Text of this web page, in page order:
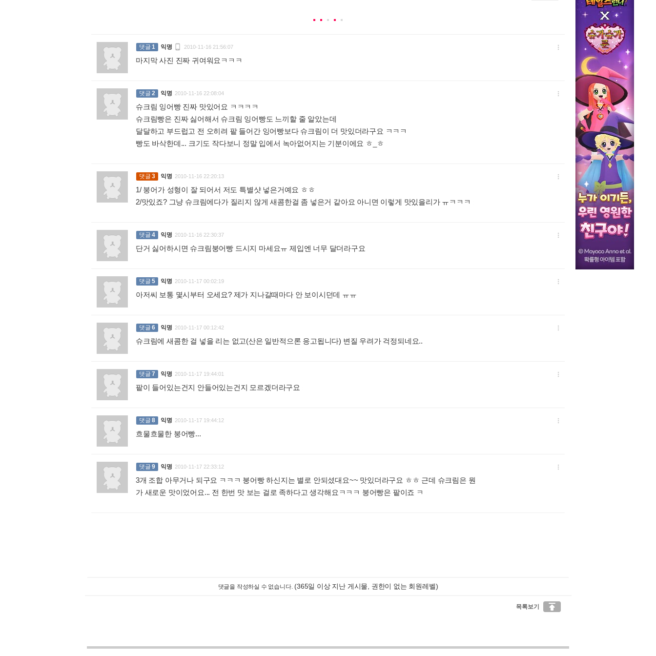
댓글1 익명  2010-11-16 21:56:07
마지막 사진 진짜 귀여워요ㅋㅋㅋ

댓글2 익명 2010-11-16 22:08:04
슈크림 잉어빵 진짜 맛있어요 ㅋㅋㅋㅋ
슈크림빵은 진짜 싫어해서 슈크림 잉어빵도 느끼할 줄 알았는데
달달하고 부드럽고 전 오히려 팥 들어간 잉어빵보다 슈크림이 더 맛있더라구요 ㅋㅋㅋ
빵도 바삭한데... 크기도 작다보니 정말 입에서 녹아없어지는 기분이에요 ㅎ_ㅎ

댓글3 익명 2010-11-16 22:20:13
1/ 붕어가 성형이 잘 되어서 저도 특별샷 넣은거예요 ㅎㅎ
2/맛있죠? 그냥 슈크림에다가 질리지 않게 새콤한걸 좀 넣은거 같아요 아니면 이렇게 맛있을리가 ㅠㅋㅋㅋ

댓글4 익명 2010-11-16 22:30:37
단거 싫어하시면 슈크림붕어빵 드시지 마세요ㅠ 제입엔 너무 달더라구요

댓글5 익명 2010-11-17 00:02:19
아저씨 보통 몇시부터 오세요? 제가 지나갈때마다 안 보이시던데 ㅠㅠ

댓글6 익명 2010-11-17 00:12:42
슈크림에 새콤한 걸 넣을 리는 없고(산은 일반적으론 응고됩니다) 변질 우려가 걱정되네요..

댓글7 익명 2010-11-17 19:44:01
팥이 들어있는건지 안들어있는건지 모르겠더라구요

댓글8 익명 2010-11-17 19:44:12
흐물흐물한 붕어빵...

댓글9 익명 2010-11-17 22:33:12
3개 조합 아무거나 되구요 ㅋㅋㅋ 붕어빵 하신지는 별로 안되셨대요~~ 맛있더라구요 ㅎㅎ 근데 슈크림은 뭔
가 새로운 맛이었어요... 전 한번 맛 보는 걸로 족하다고 생각해요ㅋㅋㅋ 붕어빵은 팥이죠 ㅋ

댓글을 작성하실 수 없습니다. (365일 이상 지난 게시물, 권한이 없는 회원레벨)
목록보기 